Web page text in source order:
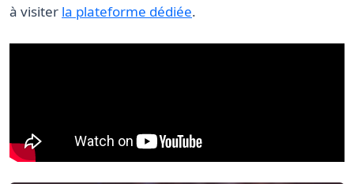
à visiter la plateforme dédiée.